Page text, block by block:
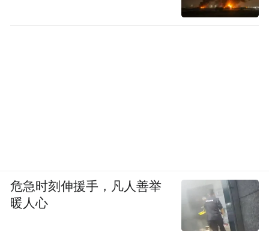
危急时刻伸援手，凡人善举
暖人心